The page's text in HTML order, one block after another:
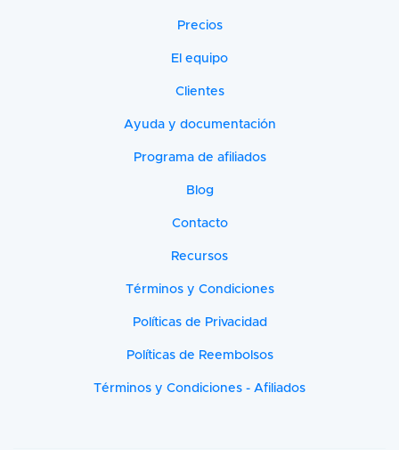
Precios
El equipo
Clientes
Ayuda y documentación
Programa de afiliados
Blog
Contacto
Recursos
Términos y Condiciones
Políticas de Privacidad
Políticas de Reembolsos
Términos y Condiciones - Afiliados